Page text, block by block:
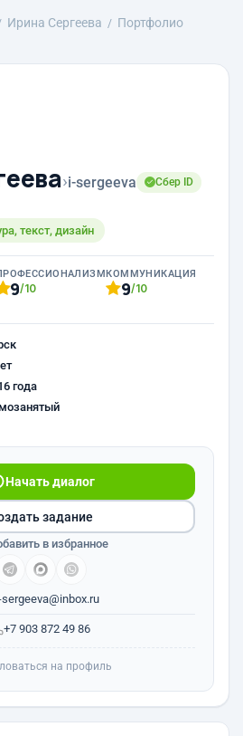
Ирина Сергеева
Портфолио
›i-sergeeva
Сбер ID
текст, дизайн
9/10
КОММУНИКАЦИЯ
9/10
года
+7 903 872 49 86
Начать диалог
задание
в избранное
на профиль